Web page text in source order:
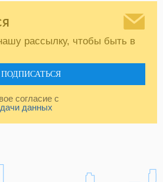
рассылку, чтобы быть в
ПОДПИСАТЬСЯ
согласие с
данных